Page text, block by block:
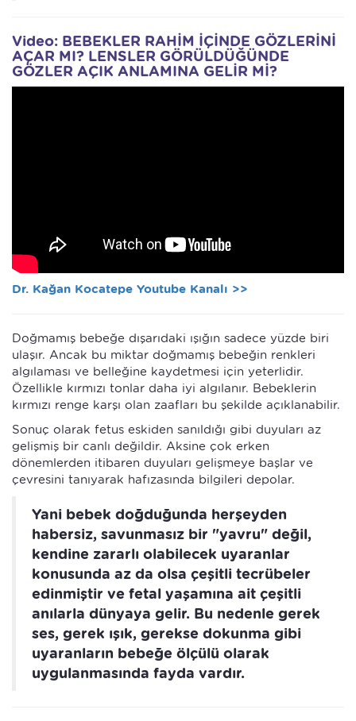
Video: BEBEKLER RAHİM İÇİNDE GÖZLERİNİ
AÇAR MI? LENSLER GÖRÜLDÜĞÜNDE
GÖZLER AÇIK ANLAMINA GELİR Mİ?
Dr. Kağan Kocatepe Youtube Kanalı >>
Doğmamış bebeğe dışarıdaki ışığın sadece yüzde biri
ulaşır. Ancak bu miktar doğmamış bebeğin renkleri
algılaması ve belleğine kaydetmesi için yeterlidir.
Özellikle kırmızı tonlar daha iyi algılanır. Bebeklerin
kırmızı renge karşı olan zaafları bu şekilde açıklanabilir.
Sonuç olarak fetus eskiden sanıldığı gibi duyuları az
gelişmiş bir canlı değildir. Aksine çok erken
dönemlerden itibaren duyuları gelişmeye başlar ve
çevresini tanıyarak hafızasında bilgileri depolar.
Yani bebek doğduğunda herşeyden
habersiz, savunmasız bir "yavru" değil,
kendine zararlı olabilecek uyaranlar
konusunda az da olsa çeşitli tecrübeler
edinmiştir ve fetal yaşamına ait çeşitli
anılarla dünyaya gelir. Bu nedenle gerek
ses, gerek ışık, gerekse dokunma gibi
uyaranların bebeğe ölçülü olarak
uygulanmasında fayda vardır.